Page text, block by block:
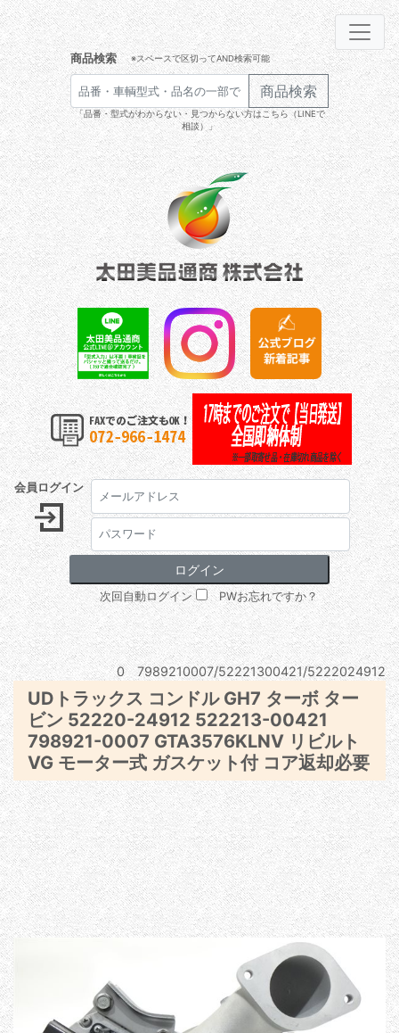
商品検索 ※スペースで区切ってAND検索可能
商品検索
「品番・型式がわからない・見つからない方はこちら（LINEで
相談）」
会員ログイン
次回自動ログイン PWお忘れですか？
0 7989210007/52221300421/5222024912
UDトラックス コンドル GH7 ターボ ター
ビン 52220-24912 522213-00421
798921-0007 GTA3576KLNV リビルト
VG モーター式 ガスケット付 コア返却必要